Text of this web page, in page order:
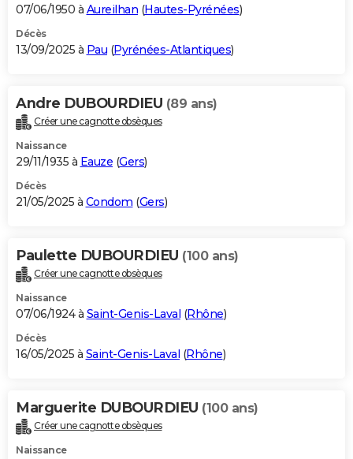
07/06/1950 à Aureilhan (Hautes-Pyrénées)
Décès
13/09/2025 à Pau (Pyrénées-Atlantiques)
Andre DUBOURDIEU (89 ans)
Créer une cagnotte obsèques
Naissance
29/11/1935 à Eauze (Gers)
Décès
21/05/2025 à Condom (Gers)
Paulette DUBOURDIEU (100 ans)
Créer une cagnotte obsèques
Naissance
07/06/1924 à Saint-Genis-Laval (Rhône)
Décès
16/05/2025 à Saint-Genis-Laval (Rhône)
Marguerite DUBOURDIEU (100 ans)
Créer une cagnotte obsèques
Naissance